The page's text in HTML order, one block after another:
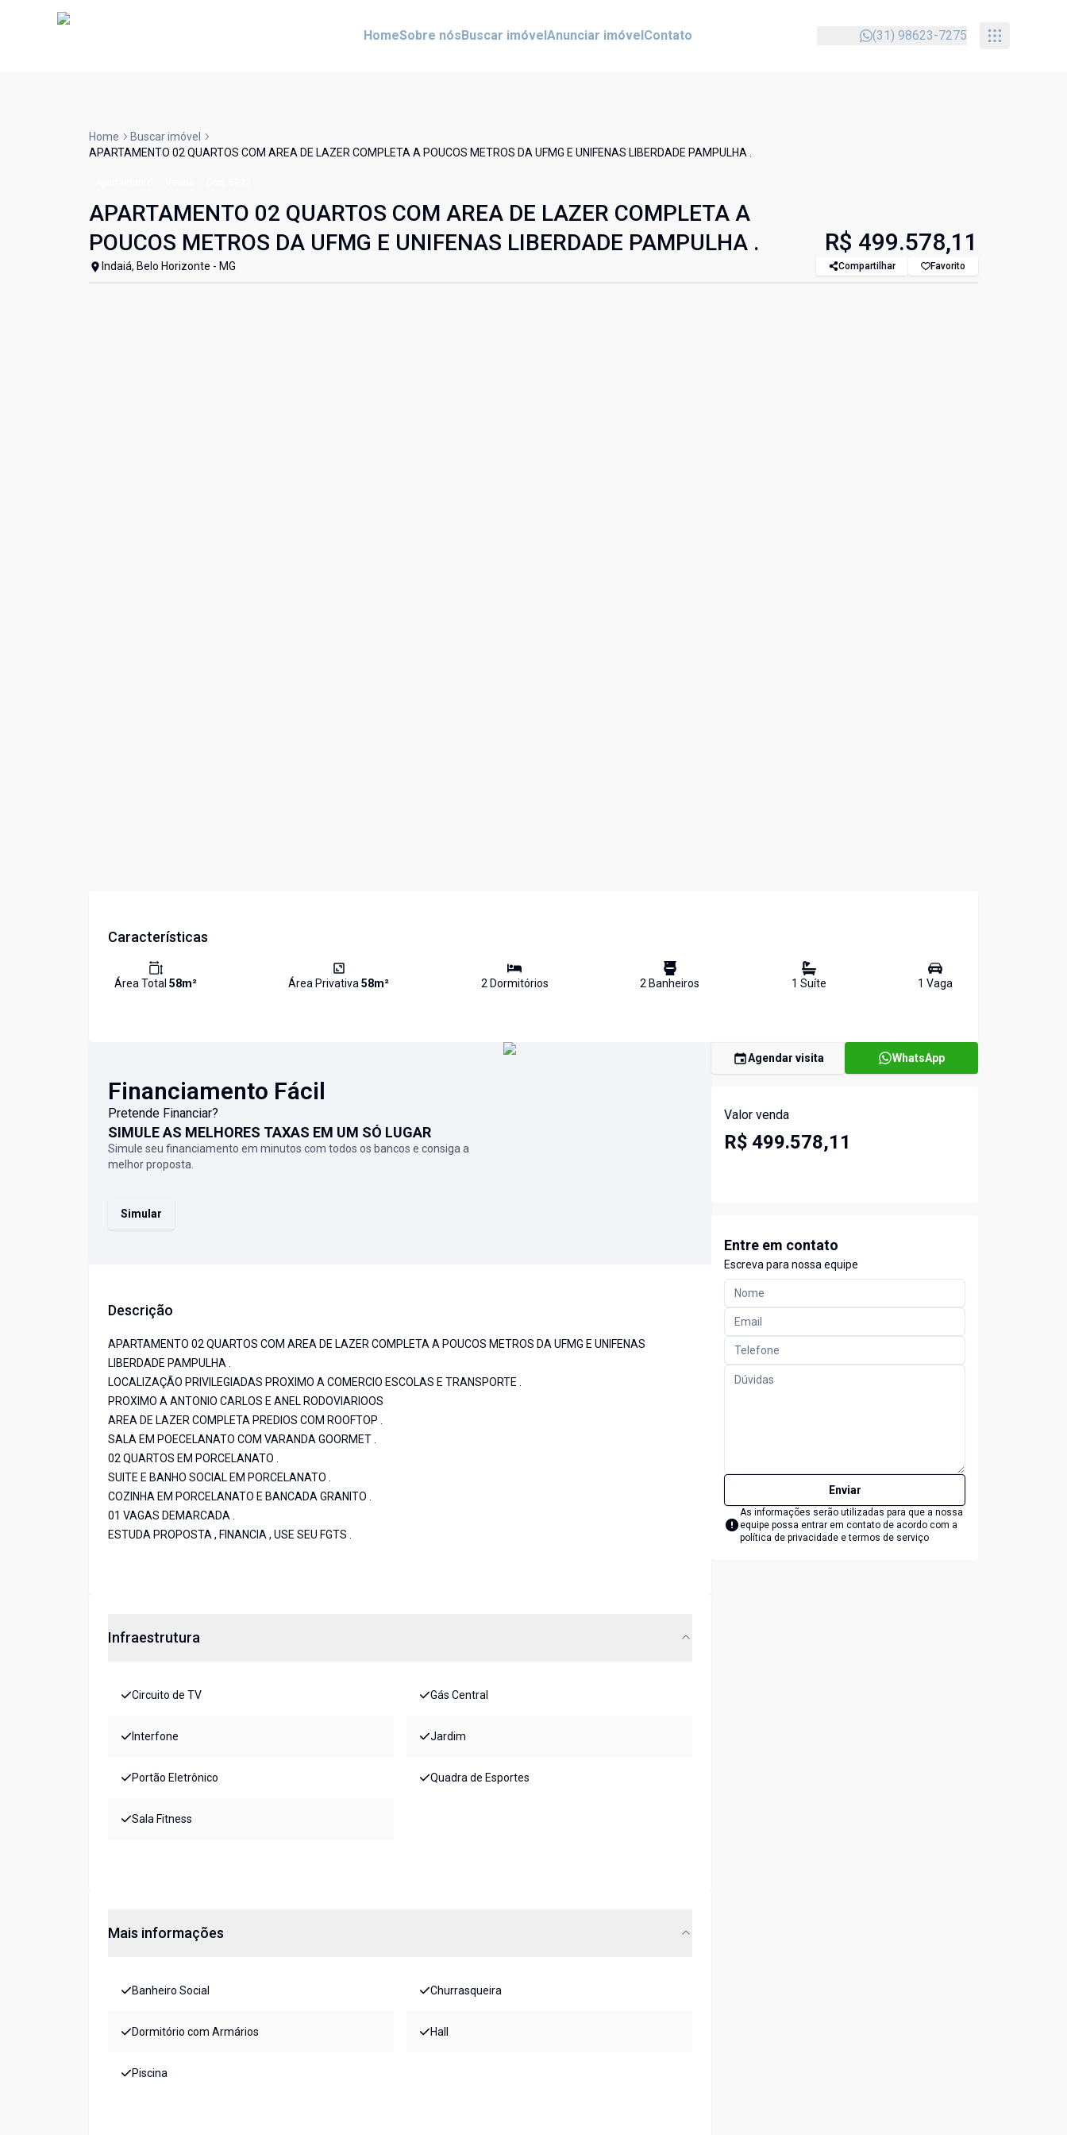
HomeSobre nósBuscar imóvelAnunciar imóvelContato (31) 98623-7275
Home
Buscar imóvel
APARTAMENTO 02 QUARTOS COM AREA DE LAZER COMPLETA A POUCOS METROS DA UFMG E UNIFENAS LIBERDADE PAMPULHA .
APARTAMENTO 02 QUARTOS COM AREA DE LAZER COMPLETA A
POUCOS METROS DA UFMG E UNIFENAS LIBERDADE PAMPULHA .
Indaiá, Belo Horizonte - MG
R$ 499.578,11
Compartilhar Favorito
Características
Área Total 58m² Área Privativa58m² 2Dormitórios 2 Banheiros 1 Suíte 1 Vaga
Financiamento Fácil
Pretende Financiar?
SIMULE AS MELHORES TAXAS EM UM SÓ LUGAR
Simule seu financiamento em minutos com todos os bancos e consiga a
melhor proposta.
Simular
Descrição
APARTAMENTO 02 QUARTOS COM AREA DE LAZER COMPLETA A POUCOS METROS DA UFMG E UNIFENAS
LIBERDADE PAMPULHA .
LOCALIZAÇÃO PRIVILEGIADAS PROXIMO A COMERCIO ESCOLAS E TRANSPORTE .
PROXIMO A ANTONIO CARLOS E ANEL RODOVIARIOOS
AREA DE LAZER COMPLETA PREDIOS COM ROOFTOP .
SALA EM POECELANATO COM VARANDA GOORMET .
02 QUARTOS EM PORCELANATO .
SUITE E BANHO SOCIAL EM PORCELANATO .
COZINHA EM PORCELANATO E BANCADA GRANITO .
01 VAGAS DEMARCADA .
ESTUDA PROPOSTA , FINANCIA , USE SEU FGTS .
Infraestrutura
Circuito de TV Gás Central
Interfone Jardim
Portão Eletrônico Quadra de Esportes
Sala Fitness
Mais informações
Banheiro Social Churrasqueira
Dormitório com Armários Hall
Piscina
Agendar visita WhatsApp
Valor venda
R$ 499.578,11
Entre em contato
Escreva para nossa equipe
Enviar
As informações serão utilizadas para que a nossa
equipe possa entrar em contato de acordo com a
política de privacidade e termos de serviço